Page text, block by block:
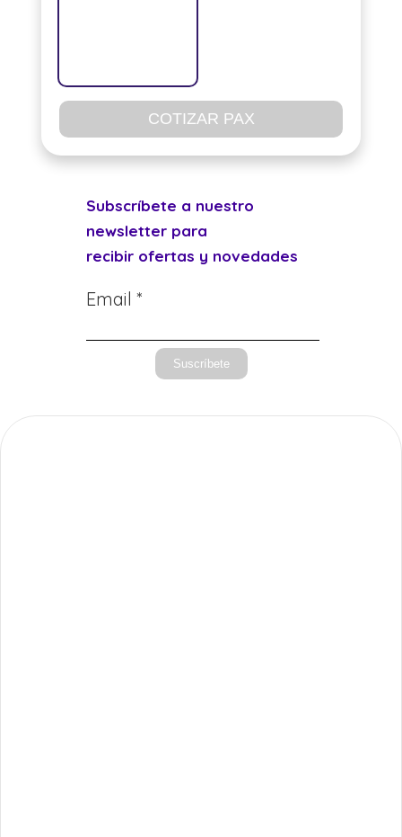
COTIZAR PAX
Subscríbete a nuestro
newsletter para
recibir ofertas y novedades
Email *
Suscríbete